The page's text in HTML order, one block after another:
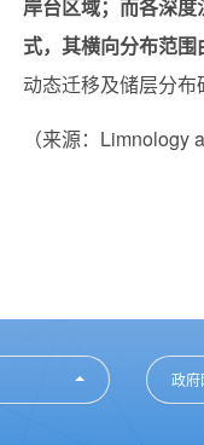
岸台区域；而各深
式，其横向分布范围
动态迁移及储层分布
（来源：
政府